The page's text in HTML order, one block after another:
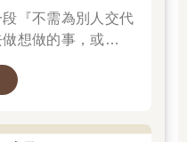
「滷肉」和「肉鬆」這兩
種食物之間的違和感。
因。在我的成長經驗中，童
讓全家人打牙祭的時候，媽
也會偏好有肉鬆的搭配。
段『不需為別人交代
想做的事，或是什